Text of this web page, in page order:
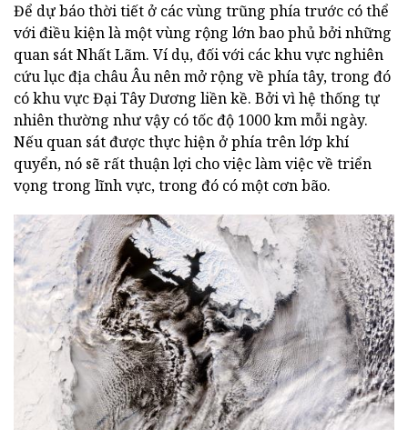
Để dự báo thời tiết ở các vùng trũng phía trước có thể
với điều kiện là một vùng rộng lớn bao phủ bởi những
quan sát Nhất Lãm. Ví dụ, đối với các khu vực nghiên
cứu lục địa châu Âu nên mở rộng về phía tây, trong đó
có khu vực Đại Tây Dương liền kề. Bởi vì hệ thống tự
nhiên thường như vậy có tốc độ 1000 km mỗi ngày.
Nếu quan sát được thực hiện ở phía trên lớp khí
quyển, nó sẽ rất thuận lợi cho việc làm việc về triển
vọng trong lĩnh vực, trong đó có một cơn bão.